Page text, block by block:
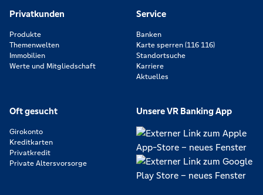
Privatkunden
Produkte
Themenwelten
Immobilien
Werte und Mitgliedschaft
Service
Banken
Karte sperren (116 116)
Standortsuche
Karriere
Aktuelles
Oft gesucht
Girokonto
Kreditkarten
Privatkredit
Private Altersvorsorge
Unsere VR Banking App